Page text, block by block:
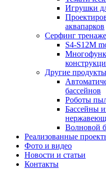
Игрушки
аквапарков
Серфинг
S4-S12M
Другие продукты
бассейнов
Роботы
Бассейны
Волновой
Реализованные
Фото и видео
Новости и статьи
Контакты